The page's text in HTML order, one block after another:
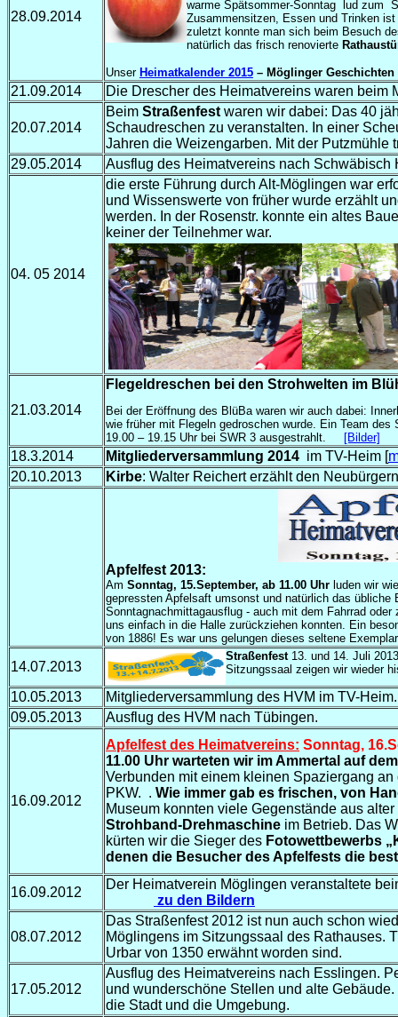
28.09.2014
warme Spätsommer-Sonntag
lud zum
Zusammensitzen, Essen und Trinken
zuletzt konnte man sich beim Besuch
natürlich das frisch renovierte
Unser Heimatkalender 2015 – Möglinger Geschichten
21.09.2014 Die Drescher des Heimatvereins waren beim
20.07.2014
Beim Straßenfest waren wir dabei: Das 40
Schaudreschen zu veranstalten. In einer
Jahren die Weizengarben. Mit der Putzmühle
29.05.2014
Ausflug des Heimatvereins nach
04. 05 2014
die erste Führung durch Alt-Möglingen war
und Wissenswerte von früher wurde erzählt
werden. In der Rosenstr. konnte ein altes
keiner der Teilnehmer war.
21.03.2014
Flegeldreschen bei den Strohwelten im
Bei der Eröffnung des BlüBa waren wir auch dabei:
wie früher mit Flegeln gedroschen wurde. Ein Team
19.00 – 19.15 Uhr bei SWR 3 ausgestrahlt.
[Bilder]
18.3.2014 Mitgliederversammlung 2014 im TV-Heim [
20.10.2013
Kirbe: Walter Reichert erzählt den
Apfelfest 2013:
Am Sonntag, 15.September, ab 11.00 Uhr luden wir
gepressten Apfelsaft umsonst und natürlich das
Sonntagnachmittagausflug - auch mit dem Fahrrad
uns einfach in die Halle zurückziehen konnten. Ein
von 1886! Es war uns gelungen dieses seltene
14.07.2013
Straßenfest13. und 14. Juli
Sitzungssaal zeigen wir wieder
10.05.2013
Mitgliederversammlung des HVM im TV-Heim.
09.05.2013
Ausflug des HVM nach Tübingen.
16.09.2012
Apfelfest des Heimatvereins: Sonntag,
11.00 Uhr warteten wir im Ammertal auf
Verbunden mit einem kleinen Spaziergang
PKW. . Wie immer gab es frischen, von
Museum konnten viele Gegenstände aus
Strohband-Drehmaschine im Betrieb. Das
kürten wir die Sieger des Fotowettbewerbs
denen die Besucher des Apfelfests die
16.09.2012
Der Heimatverein Möglingen veranstaltete
zu den Bildern
08.07.2012
Das Straßenfest 2012 ist nun auch schon
Möglingens im Sitzungssaal des Rathauses.
Urbar von 1350 erwähnt worden sind.
17.05.2012
Ausflug des Heimatvereins nach Esslingen.
und wunderschöne Stellen und alte
die Stadt und die Umgebung.